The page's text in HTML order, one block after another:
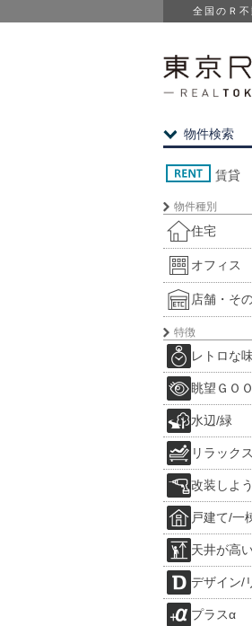
全国のＲ
物件検索
賃貸
物件種別
住宅
オフィス
店舗・そ
特徴
レトロな
眺望ＧＯ
水辺/緑
リラック
改装しよう
戸建て/一
天井が高
デザイン/
プラスα